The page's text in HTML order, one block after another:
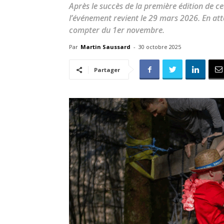
Après le succès de la première édition de
l’événement revient le 29 mars 2026. En
compter du 1er novembre.
Par Martin Saussard - 30 octobre 2025
Partager